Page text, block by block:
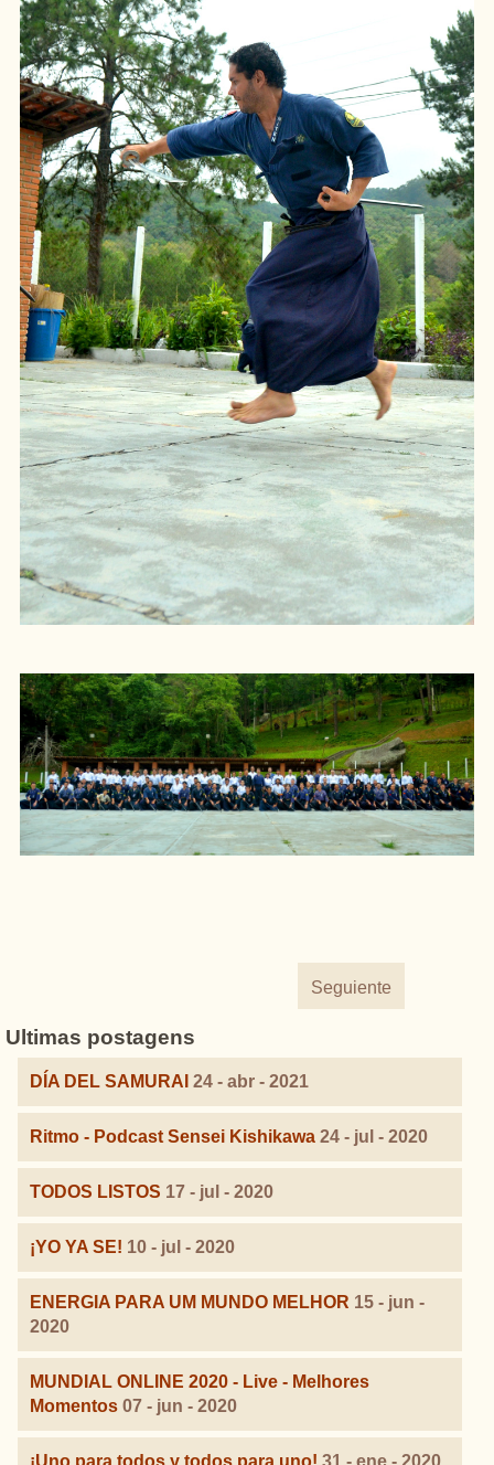
Seguiente
Ultimas postagens
DÍA DEL SAMURAI 24 - abr - 2021
Ritmo - Podcast Sensei Kishikawa 24 - jul - 2020
TODOS LISTOS 17 - jul - 2020
¡YO YA SE! 10 - jul - 2020
ENERGIA PARA UM MUNDO MELHOR 15 - jun -
2020
MUNDIAL ONLINE 2020 - Live - Melhores
Momentos 07 - jun - 2020
¡Uno para todos y todos para uno! 31 - ene - 2020